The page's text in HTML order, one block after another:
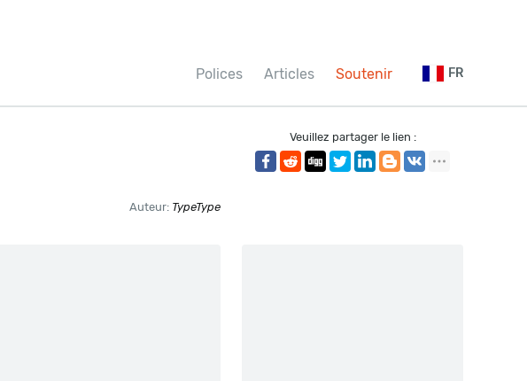
Polices Articles Soutenir FR
Auteur: TypeType
Veuillez partager le lien :